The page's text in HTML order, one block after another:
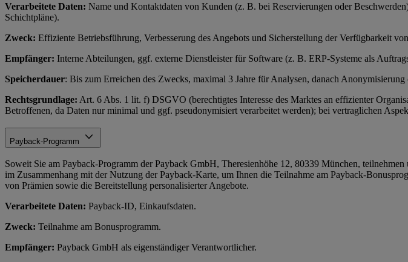
Verarbeitete Daten: Name und Kontaktdaten von Kunden (z. B. bei Reservierungen oder
Schichtpläne).
Zweck: Effiziente Betriebsführung, Verbesserung des Angebots und Sicherstellung der Verfügbarkeit
Empfänger: Interne Abteilungen, ggf. externe Dienstleister für Software (z. B. ERP-Systeme als
Speicherdauer: Bis zum Erreichen des Zwecks, maximal 3 Jahre für Analysen, danach Anonymisierung
Rechtsgrundlage: Art. 6 Abs. 1 lit. f) DSGVO (berechtigtes Interesse des Marktes an effizienter
Betroffenen, da Daten nur minimal und ggf. pseudonymisiert verarbeitet werden); bei vertraglichen
Payback-Programm
Soweit Sie am Payback-Programm der Payback GmbH, Theresienhöhe 12, 80339 München,
im Zusammenhang mit der Nutzung der Payback-Karte, um Ihnen die Teilnahme am Payback-
von Prämien sowie die Bereitstellung personalisierter Angebote.
Verarbeitete Daten: Payback-ID, Einkaufsdaten.
Zweck: Teilnahme am Bonusprogramm.
Empfänger: Payback GmbH als eigenständiger Verantwortlicher.